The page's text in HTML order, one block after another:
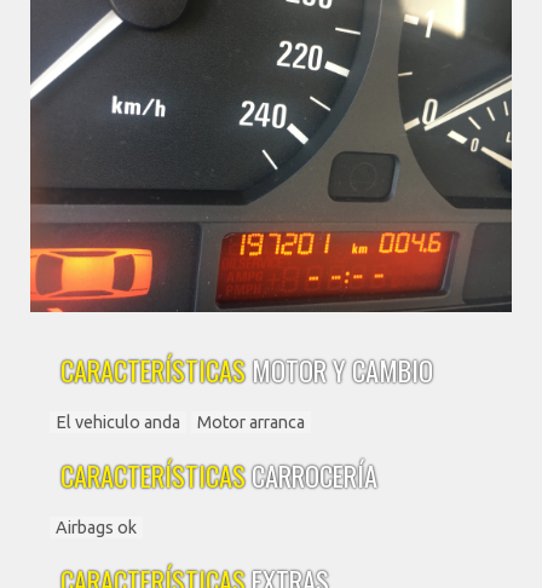
CARACTERÍSTICASMOTOR Y CAMBIO
El vehiculo anda Motor arranca
CARACTERÍSTICASCARROCERÍA
Airbags ok